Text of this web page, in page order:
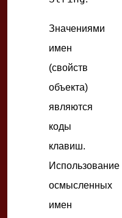
Значениями
имен
(свойств
объекта)
являются
коды
клавиш.
Использование
осмысленных
имен